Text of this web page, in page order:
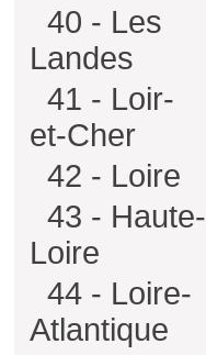
40 - Les
Landes
41 - Loir-
et-Cher
42 - Loire
43 - Haute-
Loire
44 - Loire-
Atlantique